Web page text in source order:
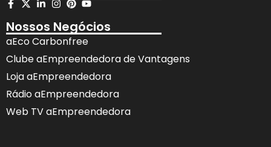
Nossos Negócios
aEco Carbonfree
Clube aEmpreendedora de Vantagens
Loja aEmpreendedora
Rádio aEmpreendedora
Web TV aEmpreendedora